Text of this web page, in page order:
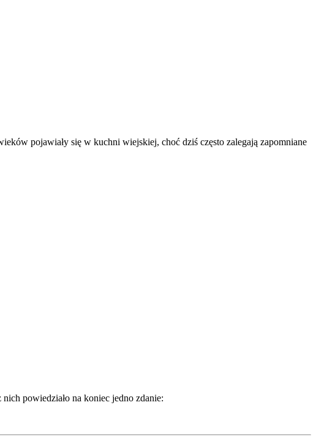
pojawiały się w kuchni wiejskiej, choć dziś często zalegają zapomniane
powiedziało na koniec jedno zdanie: